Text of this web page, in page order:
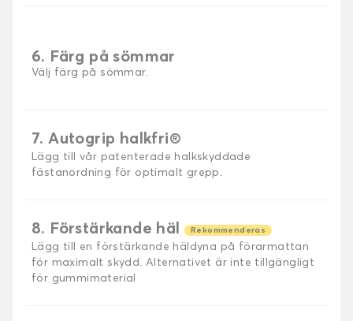
6. Färg på sömmar
Välj färg på sömmar.
7. Autogrip halkfri®
Lägg till vår patenterade halkskyddade
fästanordning för optimalt grepp.
8. Förstärkande häl Rekommenderas
Lägg till en förstärkande häldyna på förarmattan
för maximalt skydd. Alternativet är inte tillgängligt
för gummimaterial